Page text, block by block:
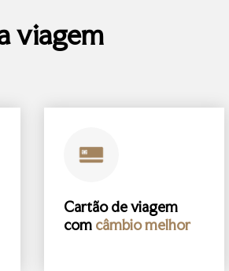
viagem
Cartão de viagem
com câmbio melhor